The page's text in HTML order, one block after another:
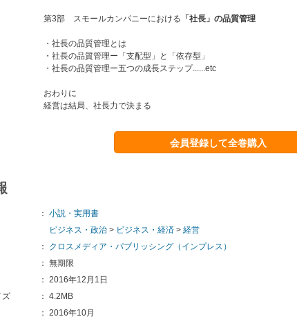
第3部 スモールカンパニーにおける 「社長」の品質管理
・社長の品質管理とは
・社長の品質管理ー「支配型」と「依存型」
・社長の品質管理ー五つの成長ステップ......etc
おわりに
経営は結局、社長力で決まる
会員登録して全巻購入
： 小説・実用書
ビジネス・政治 > ビジネス・経済 > 経営
：
クロスメディア・パブリッシング（インプレス）
： 無期限
： 2016年12月1日
ズ
： 4.2MB
： 2016年10月